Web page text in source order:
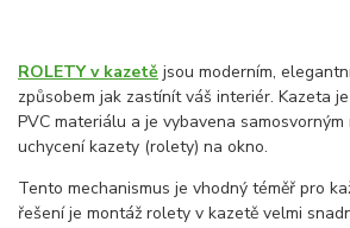
ROLETY v kazetě jsou moderním,
způsobem jak zastínít váš interiér. Kazeta
PVC materiálu a je vybavena samosvorným
uchycení kazety (rolety) na okno.
Tento mechanismus je vhodný téměř pro
řešení je montáž rolety v kazetě velmi